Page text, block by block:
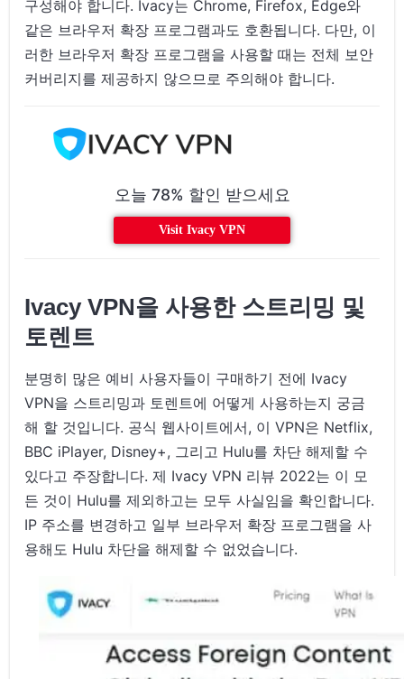
구성해야 합니다. Ivacy는 Chrome, Firefox, Edge와
같은 브라우저 확장 프로그램과도 호환됩니다. 다만, 이
러한 브라우저 확장 프로그램을 사용할 때는 전체 보안
커버리지를 제공하지 않으므로 주의해야 합니다.
오늘 78% 할인 받으세요
Visit Ivacy VPN
Ivacy VPN을 사용한 스트리밍 및
토렌트
분명히 많은 예비 사용자들이 구매하기 전에 Ivacy
VPN을 스트리밍과 토렌트에 어떻게 사용하는지 궁금
해 할 것입니다. 공식 웹사이트에서, 이 VPN은 Netflix,
BBC iPlayer, Disney+, 그리고 Hulu를 차단 해제할 수
있다고 주장합니다. 제 Ivacy VPN 리뷰 2022는 이 모
든 것이 Hulu를 제외하고는 모두 사실임을 확인합니다.
IP 주소를 변경하고 일부 브라우저 확장 프로그램을 사
용해도 Hulu 차단을 해제할 수 없었습니다.